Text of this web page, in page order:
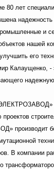
80 лет
надежность
и
нашей
его
Калаущенко, -
производит
В компании